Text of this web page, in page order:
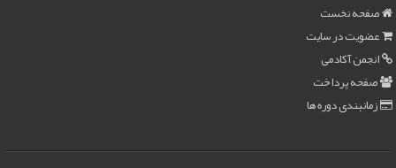
صفحه نخست
عضویت در سایت
انجمن آکادمی
صفحه پرداخت
زمانبندی دوره ها